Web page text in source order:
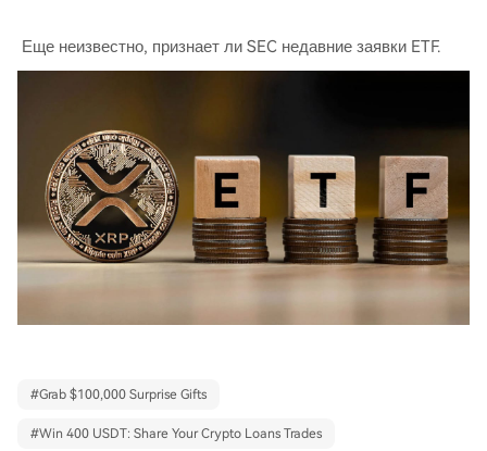
Еще неизвестно, признает ли SEC недавние заявки ETF.
#Grab $100,000 Surprise Gifts
#Win 400 USDT: Share Your Crypto Loans Trades